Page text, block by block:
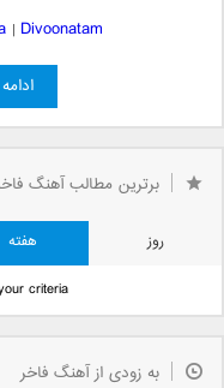
| Divoonatam
برترین مطالب آهنگ
روز هفته
criteria.
به زودی از آهنگ فاخر